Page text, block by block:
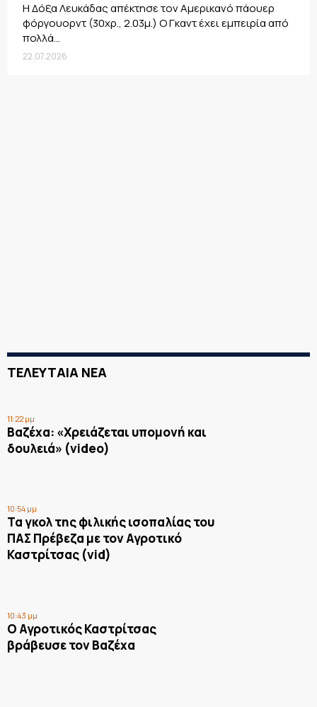
Η Δόξα Λευκάδας απέκτησε τον Αμερικανό πάουερ
φόργουορντ (30χρ., 2.03μ.) Ο Γκαντ έχει εμπειρία από
πολλά...
22.07.2026
ΤΕΛΕΥΤΑΙΑ ΝΕΑ
11:22 μμ
Βαζέχα: «Χρειάζεται υπομονή και
δουλειά» (video)
10:54 μμ
Τα γκολ της φιλικής ισοπαλίας του
ΠΑΣ Πρέβεζα με τον Αγροτικό
Καστρίτσας (vid)
10:43 μμ
Ο Αγροτικός Καστρίτσας
βράβευσε τον Βαζέχα